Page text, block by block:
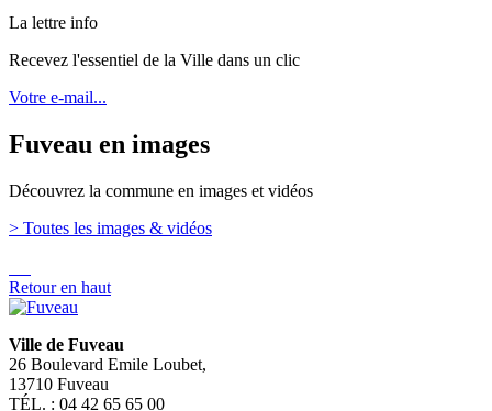
La lettre info
Recevez l'essentiel de la Ville dans un clic
Votre e-mail...
Fuveau en images
Découvrez la commune en images et vidéos
> Toutes les images & vidéos
Retour en haut
Ville de Fuveau
26 Boulevard Emile Loubet,
13710 Fuveau
TÉL. : 04 42 65 65 00